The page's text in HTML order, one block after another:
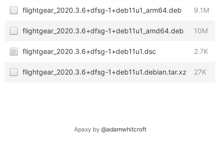
flightgear_2020.3.6+dfsg-1+deb11u1_arm64.deb 9.1M
flightgear_2020.3.6+dfsg-1+deb11u1_amd64.deb 10M
flightgear_2020.3.6+dfsg-1+deb11u1.dsc 2.7K
flightgear_2020.3.6+dfsg-1+deb11u1.debian.tar.xz 27K
Apaxy by @adamwhitcroft